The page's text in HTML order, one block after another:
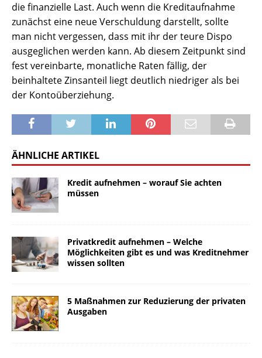
die finanzielle Last. Auch wenn die Kreditaufnahme
zunächst eine neue Verschuldung darstellt, sollte
man nicht vergessen, dass mit ihr der teure Dispo
ausgeglichen werden kann. Ab diesem Zeitpunkt sind
fest vereinbarte, monatliche Raten fällig, der
beinhaltete Zinsanteil liegt deutlich niedriger als bei
der Kontoüberziehung.
ÄHNLICHE ARTIKEL
Kredit aufnehmen – worauf Sie achten
müssen
Privatkredit aufnehmen – Welche
Möglichkeiten gibt es und was Kreditnehmer
wissen sollten
5 Maßnahmen zur Reduzierung der privaten
Ausgaben